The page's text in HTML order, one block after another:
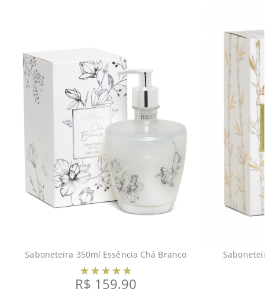
Saboneteira 350ml Essência Chá Branco
R$ 159,90